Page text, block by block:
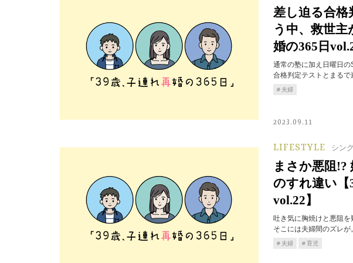
差し迫る合格
う中、救世
婚の365日
通常の塾に加え日曜日
合格判定テストとまる
夫婦
2023.09.11
LIFESTYLE シン
まさか悪阻!?
のすれ違い【
vol.22】
吐き気に胸焼けと悪阻
そこには夫婦間のズレが
夫婦 育児